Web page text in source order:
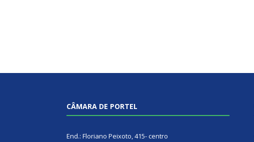
CÂMARA DE PORTEL
End.: Floriano Peixoto, 415- centro